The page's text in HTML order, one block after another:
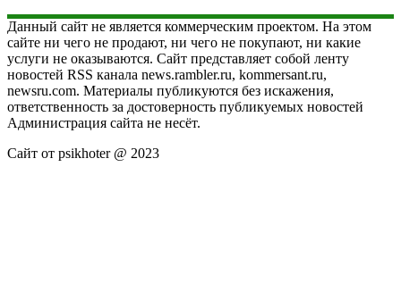
Данный сайт не является коммерческим проектом. На этом
сайте ни чего не продают, ни чего не покупают, ни какие
услуги не оказываются. Сайт представляет собой ленту
новостей RSS канала news.rambler.ru, kommersant.ru,
newsru.com. Материалы публикуются без искажения,
ответственность за достоверность публикуемых новостей
Администрация сайта не несёт.
Сайт от psikhoter @ 2023